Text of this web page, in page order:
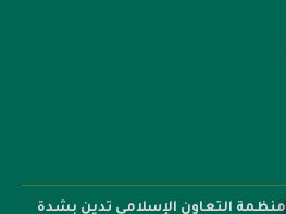
منظمة التعاون الإسلامي تدين بشدة